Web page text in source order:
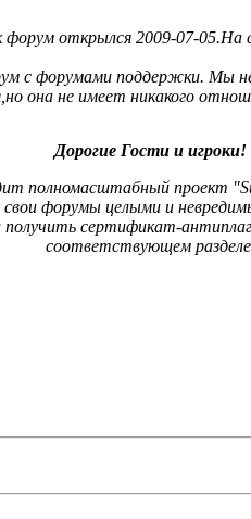
открылся 2009-07-05.На
с форумами поддержки. Мы не
она не имеет никакого
Дорогие Гости и игроки!
полномасштабный проект
свои форумы целыми и
сертификат-
соответствующем